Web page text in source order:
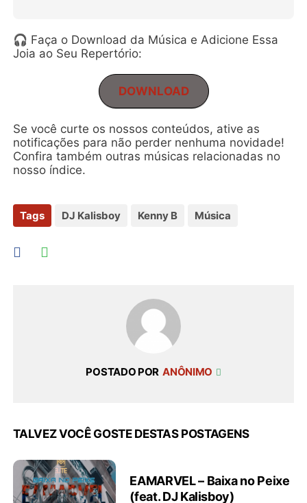
🎧 Faça o Download da Música e Adicione Essa
Joia ao Seu Repertório:
DOWNLOAD
Se você curte os nossos conteúdos, ative as
notificações para não perder nenhuma novidade!
Confira também outras músicas relacionadas no
nosso índice.
Tags DJ Kalisboy Kenny B Música
POSTADO POR ANÔNIMO
TALVEZ VOCÊ GOSTE DESTAS POSTAGENS
EAMARVEL – Baixa no Peixe
(feat. DJ Kalisboy)